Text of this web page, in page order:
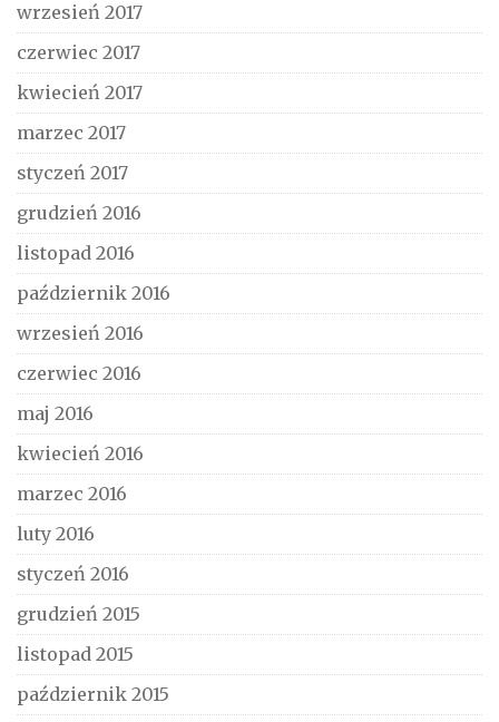
wrzesień 2017
czerwiec 2017
kwiecień 2017
marzec 2017
styczeń 2017
grudzień 2016
listopad 2016
październik 2016
wrzesień 2016
czerwiec 2016
maj 2016
kwiecień 2016
marzec 2016
luty 2016
styczeń 2016
grudzień 2015
listopad 2015
październik 2015